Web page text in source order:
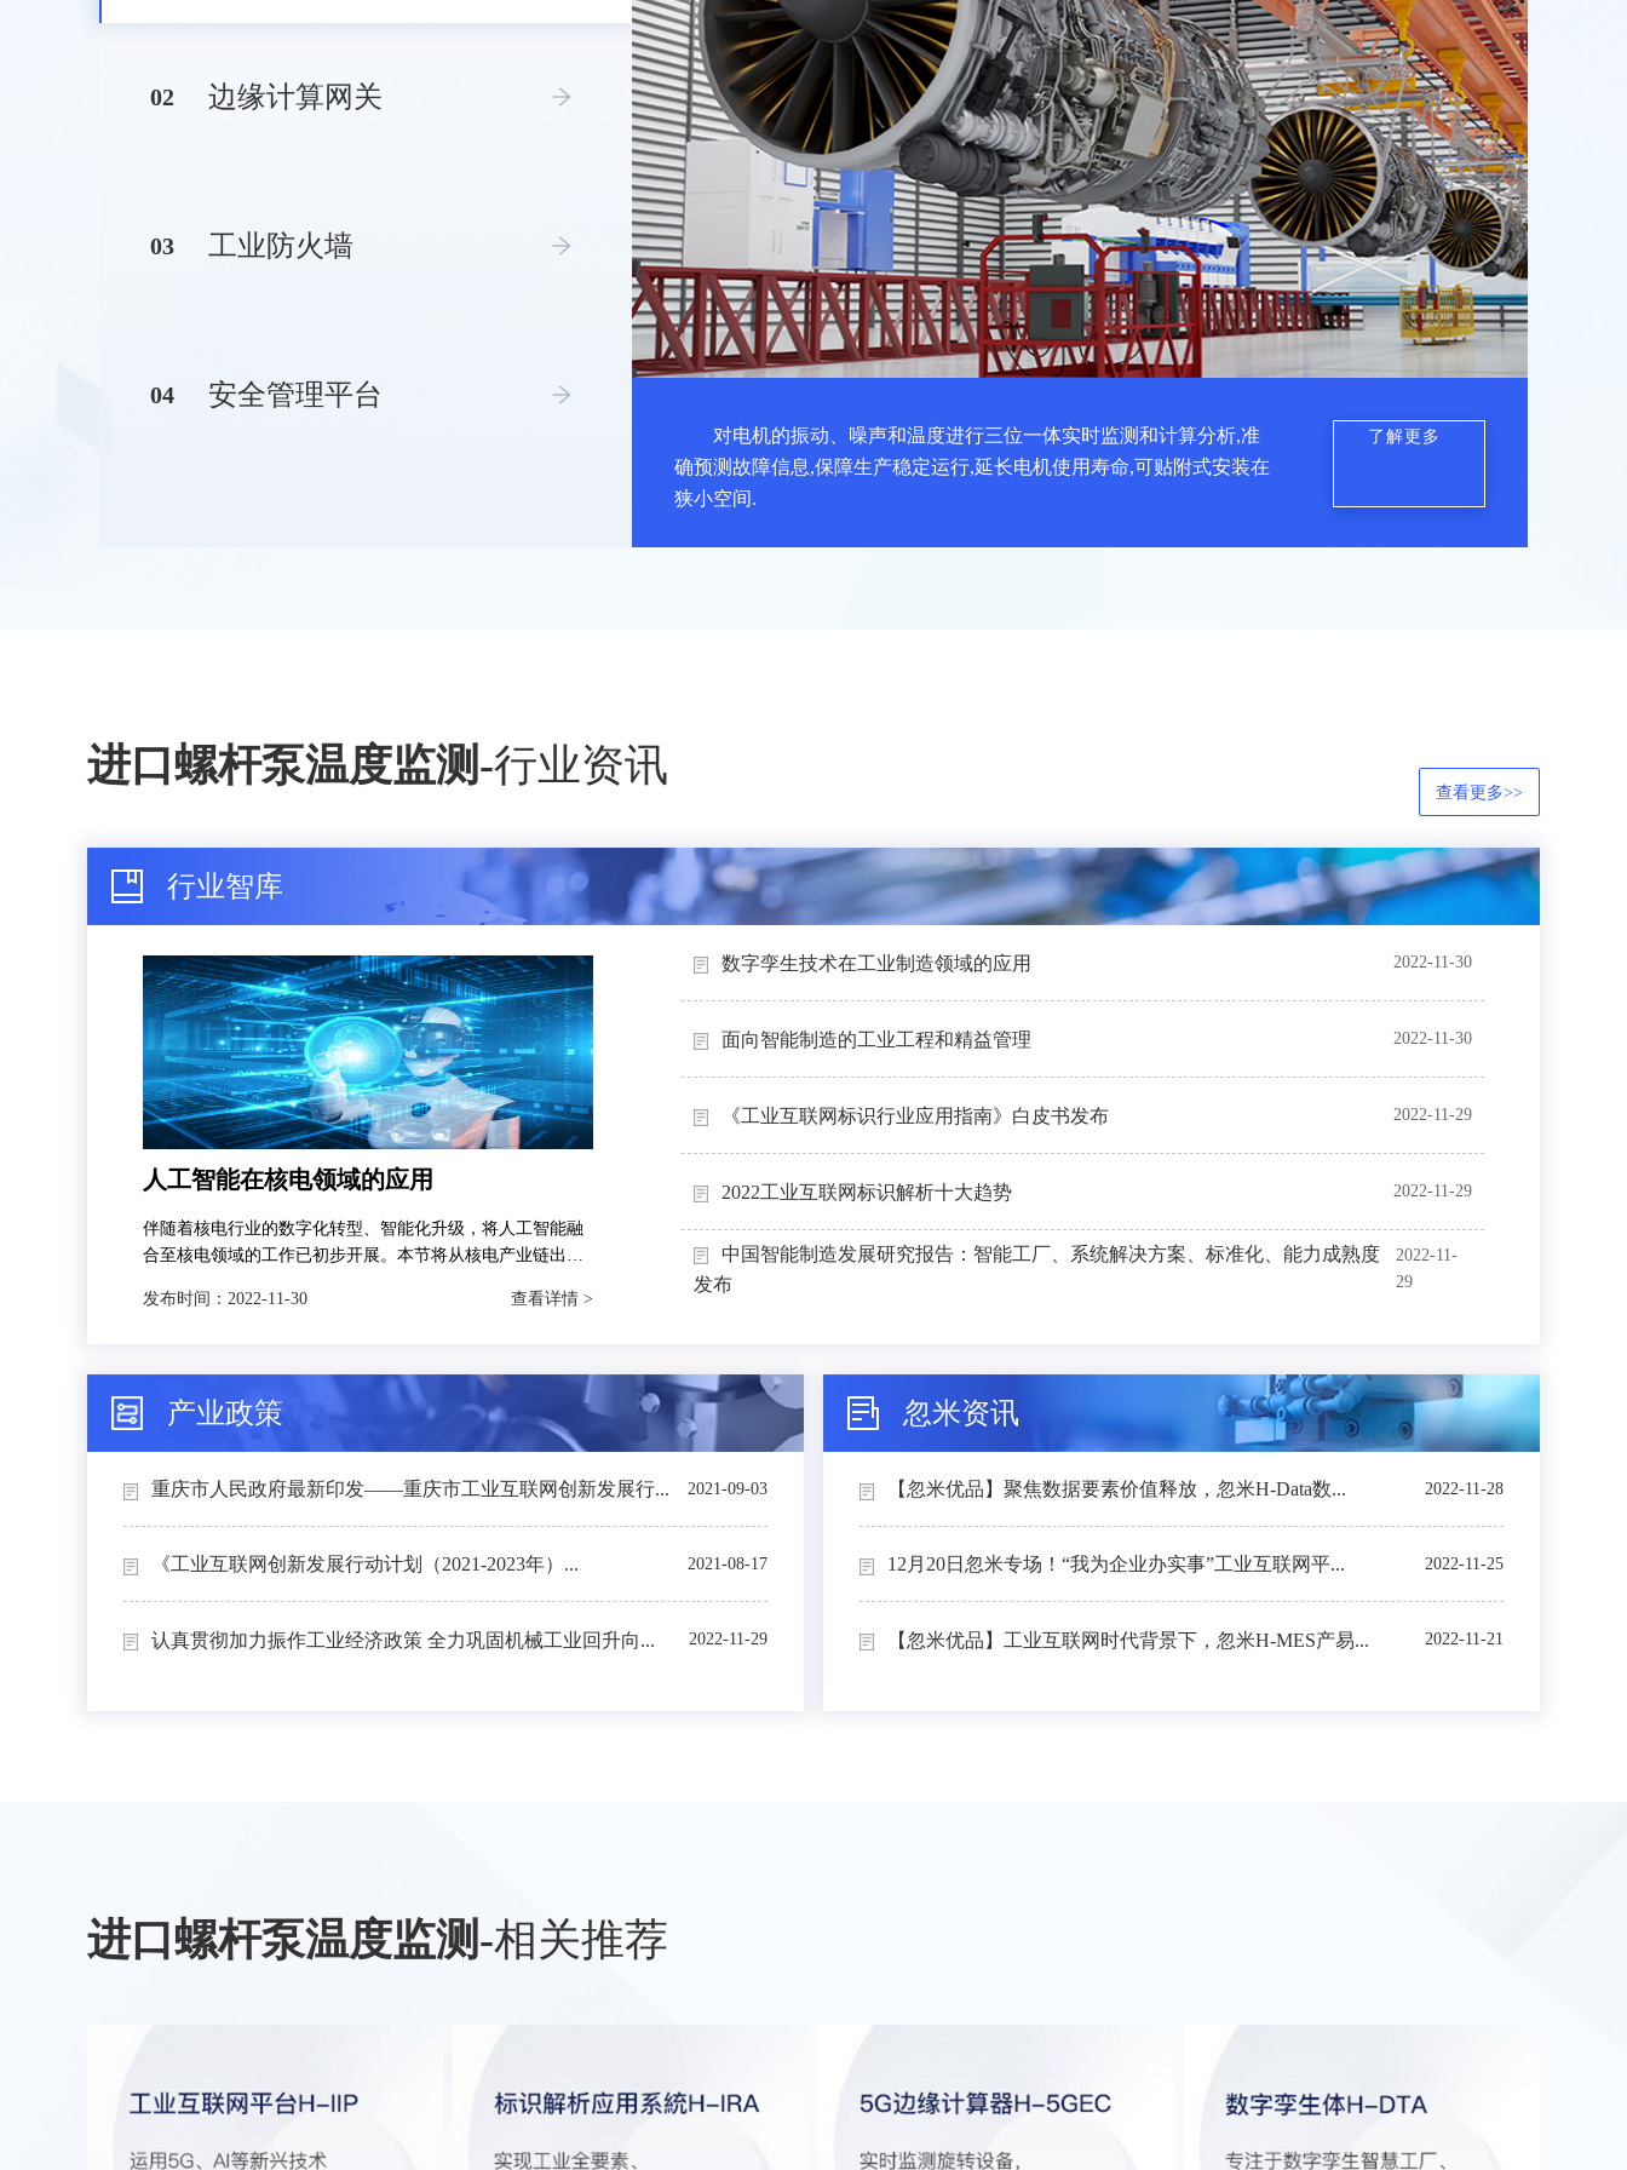
02 边缘计算网关
03 工业防火墙
04 安全管理平台
对电机的振动、噪声和温度进行三位一体实时监测和计算分析,准
确预测故障信息,保障生产稳定运行,延长电机使用寿命,可贴附式安装在
狭小空间.
了解更多
进口螺杆泵温度监测 -行业资讯
查看更多>>
行业智库
人工智能在核电领域的应用
伴随着核电行业的数字化转型、智能化升级，将人工智能融
合至核电领域的工作已初步开展。本节将从核电产业链出
和智能运维4个场景下的典型应用进行介绍。
发布时间： 2022-11-30 查看详情 >
数字孪生技术在工业制造领域的应用 2022-11-30
面向智能制造的工业工程和精益管理 2022-11-30
《工业互联网标识行业应用指南》白皮书发布 2022-11-29
2022工业互联网标识解析十大趋势 2022-11-29
中国智能制造发展研究报告：智能工厂、系统解决方案、标准化、能力成熟度
发布
2022-11-
29
产业政策
重庆市人民政府最新印发——重庆市工业互联网创新发展行... 2021-09-03
《工业互联网创新发展行动计划（2021-2023年）... 2021-08-17
认真贯彻加力振作工业经济政策 全力巩固机械工业回升向... 2022-11-29
忽米资讯
【忽米优品】聚焦数据要素价值释放，忽米H-Data数... 2022-11-28
12月20日忽米专场！“我为企业办实事”工业互联网平... 2022-11-25
【忽米优品】工业互联网时代背景下，忽米H-MES产易... 2022-11-21
进口螺杆泵温度监测 -相关推荐